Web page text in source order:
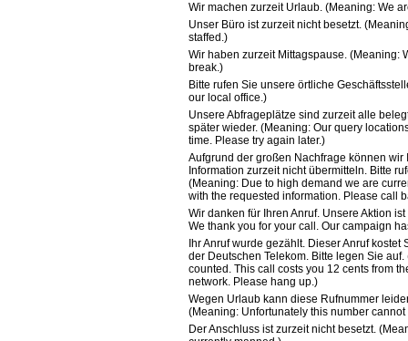
Wir machen zurzeit Urlaub. (Meaning: We
Unser Büro ist zurzeit nicht besetzt.
staffed.)
Wir haben zurzeit Mittagspause. (Meaning:
break.)
Bitte rufen Sie unsere örtliche
our local office.)
Unsere Abfrageplätze sind zurzeit alle
später wieder. (Meaning: Our query
time. Please try again later.)
Aufgrund der großen Nachfrage können wir
Information zurzeit nicht übermitteln. Bitte
(Meaning: Due to high demand we are
with the requested information. Please call
Wir danken für Ihren Anruf. Unsere Aktion
We thank you for your call. Our campaign
Ihr Anruf wurde gezählt. Dieser Anruf
der Deutschen Telekom. Bitte legen Sie
counted. This call costs you 12 cents from
network. Please hang up.)
Wegen Urlaub kann diese Rufnummer
(Meaning: Unfortunately this number
Der Anschluss ist zurzeit nicht besetzt.